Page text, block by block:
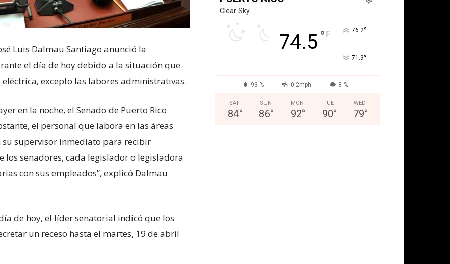
Luis Dalmau Santiago anunció la
el día de hoy debido a la situación que
excepto las labores administrativas.
en la noche, el Senado de Puerto Rico
el personal que labora en las áreas
supervisor inmediato para recibir
los senadores, cada legislador o legisladora
con sus empleados”, explicó Dalmau
de hoy, el líder senatorial indicó que los
un receso hasta el martes, 19 de abril
Clear Sky
74.5° F 76.2°
71.9°
93 % 0.2mph 8 %
SAT
84°
SUN
86°
MON
92°
TUE
90°
WED
79°